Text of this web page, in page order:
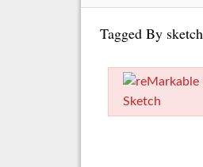
Tagged By sketch